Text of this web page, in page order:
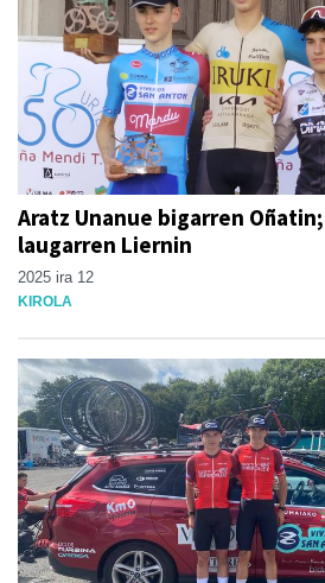
Aratz Unanue bigarren
laugarren Liernin
2025 ira 12
KIROLA